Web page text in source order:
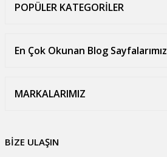
POPÜLER KATEGORİLER
En Çok Okunan Blog Sayfalarımız
MARKALARIMIZ
BİZE ULAŞIN